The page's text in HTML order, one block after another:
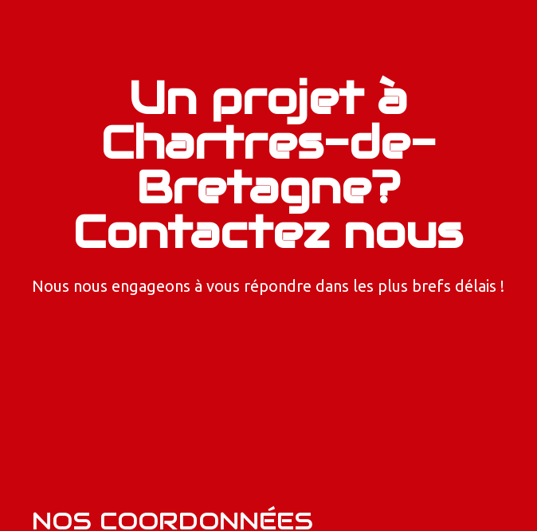
Un projet à
Chartres-de-
Bretagne?
Contactez nous
Nous nous engageons à vous répondre dans les plus brefs délais !
NOS COORDONNÉES